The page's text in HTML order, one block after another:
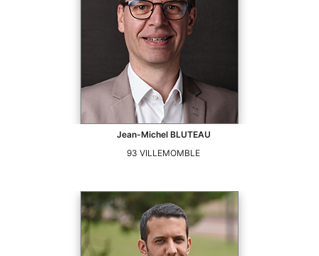
Jean-Michel BLUTEAU
93 VILLEMOMBLE